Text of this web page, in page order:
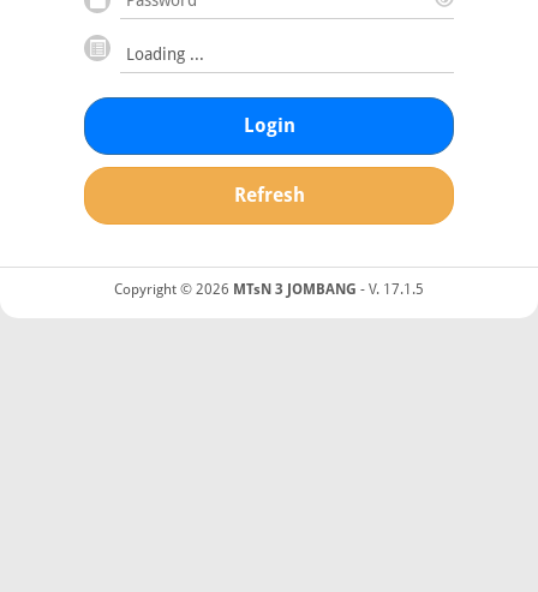
Login
Refresh
Copyright © 2026 MTsN 3 JOMBANG - V. 17.1.5